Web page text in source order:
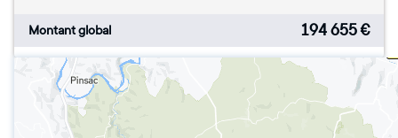
Montant global 194 655€